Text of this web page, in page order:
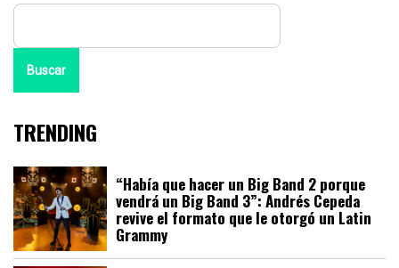
Buscar
TRENDING
“Había que hacer un Big Band 2 porque
vendrá un Big Band 3”: Andrés Cepeda
revive el formato que le otorgó un Latin
Grammy